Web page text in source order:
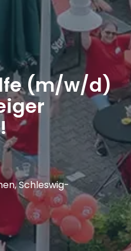
(m/w/d)
,Schleswig-